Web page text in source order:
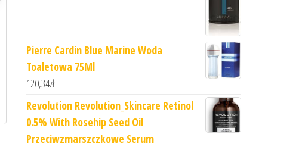
Pierre Cardin Blue Marine Woda
Toaletowa 75Ml
120,34zł
Revolution Revolution_Skincare Retinol
0.5% With Rosehip Seed Oil
Przeciwzmarszczkowe Serum